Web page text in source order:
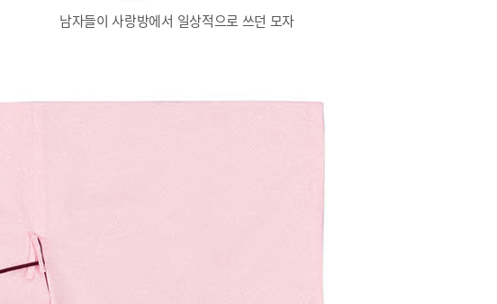
남자들이 사랑방에서 일상적으로 쓰던 모자